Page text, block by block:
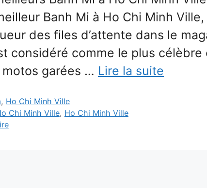
Banh Mi à Ho Chi Minh Ville,
des files d’attente dans le
considéré comme le plus célèbre
garées … Lire la suite
, Ho Chi Minh Ville
Chi Minh Ville, Ho Chi Minh Ville